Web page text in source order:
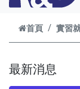
首頁 實習
最新消息